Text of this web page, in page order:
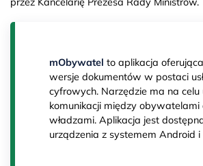
mObywatel to aplikacja
wersje dokumentów w postaci
cyfrowych. Narzędzie ma na celu
komunikacji między obywatelami
władzami. Aplikacja jest
urządzenia z systemem Android i